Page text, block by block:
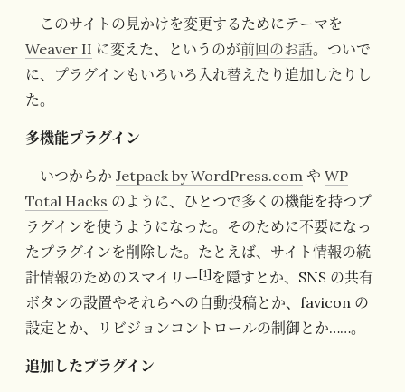
このサイトの見かけを変更するためにテーマを
Weaver II に変えた、というのが前回のお話。ついで
に、プラグインもいろいろ入れ替えたり追加したりし
た。
多機能プラグイン
いつからか Jetpack by WordPress.com や WP
Total Hacks のように、ひとつで多くの機能を持つプ
ラグインを使うようになった。そのために不要になっ
たプラグインを削除した。たとえば、サイト情報の統
計情報のためのスマイリー[1] を隠すとか、SNS の共有
ボタンの設置やそれらへの自動投稿とか、favicon の
設定とか、リビジョンコントロールの制御とか……。
追加したプラグイン